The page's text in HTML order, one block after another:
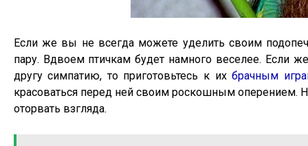
Если же вы не всегда можете уделить своим
пару. Вдвоем птичкам будет намного веселее. Если
другу симпатию, то приготовьтесь к ихбрачным
красоваться перед ней своим роскошным оперением.
оторвать взгляда.